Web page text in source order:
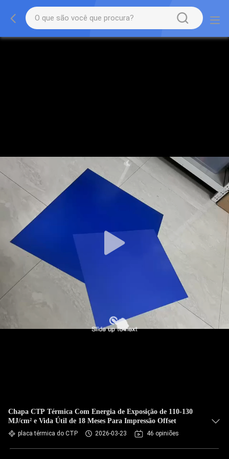
Chapa CTP Térmica Com Energia de Exposição de 110-130
MJ/cm² e Vida Útil de 18 Meses Para Impressão Offset
placa térmica do CTP 2026-03-23 46 opiniões